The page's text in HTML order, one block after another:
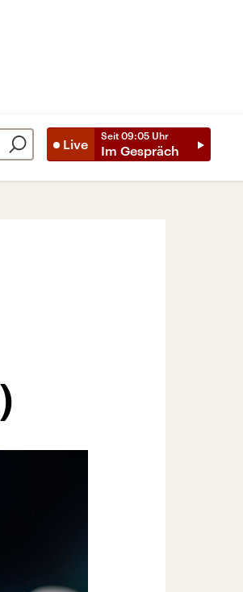
Live
Seit 09:05 Uhr
Im Gespräch